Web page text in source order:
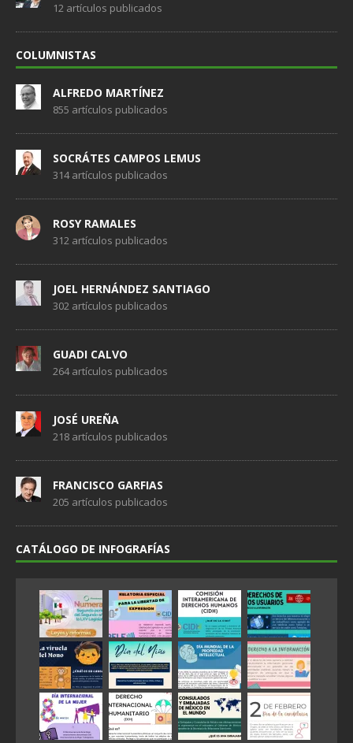
12 artículos publicados
COLUMNISTAS
ALFREDO MARTÍNEZ
855 artículos publicados
SOCRÁTES CAMPOS LEMUS
314 artículos publicados
ROSY RAMALES
312 artículos publicados
JOEL HERNÁNDEZ SANTIAGO
302 artículos publicados
GUADI CALVO
264 artículos publicados
JOSÉ UREÑA
218 artículos publicados
FRANCISCO GARFIAS
205 artículos publicados
CATÁLOGO DE INFOGRAFÍAS